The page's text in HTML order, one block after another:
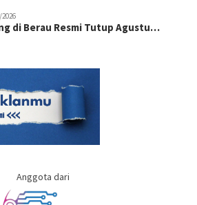
di Berau Resmi Tutup Agustu…
Anggota dari